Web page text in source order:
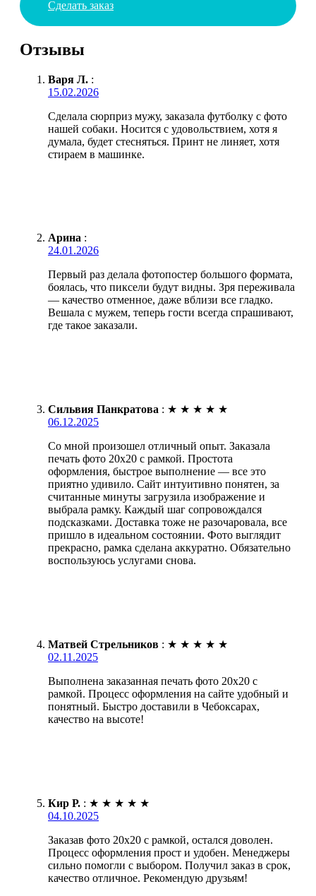
Сделать заказ
Отзывы
Варя Л. :
15.02.2026
Сделала сюрприз мужу, заказала футболку с фото
нашей собаки. Носится с удовольствием, хотя я
думала, будет стесняться. Принт не линяет, хотя
стираем в машинке.
Арина :
24.01.2026
Первый раз делала фотопостер большого формата,
боялась, что пиксели будут видны. Зря переживала
— качество отменное, даже вблизи все гладко.
Вешала с мужем, теперь гости всегда спрашивают,
где такое заказали.
Сильвия Панкратова : ★ ★ ★ ★ ★
06.12.2025
Со мной произошел отличный опыт. Заказала
печать фото 20х20 с рамкой. Простота
оформления, быстрое выполнение — все это
приятно удивило. Сайт интуитивно понятен, за
считанные минуты загрузила изображение и
выбрала рамку. Каждый шаг сопровождался
подсказками. Доставка тоже не разочаровала, все
пришло в идеальном состоянии. Фото выглядит
прекрасно, рамка сделана аккуратно. Обязательно
воспользуюсь услугами снова.
Матвей Стрельников : ★ ★ ★ ★ ★
02.11.2025
Выполнена заказанная печать фото 20х20 с
рамкой. Процесс оформления на сайте удобный и
понятный. Быстро доставили в Чебоксарах,
качество на высоте!
Кир Р. : ★ ★ ★ ★ ★
04.10.2025
Заказав фото 20х20 с рамкой, остался доволен.
Процесс оформления прост и удобен. Менеджеры
сильно помогли с выбором. Получил заказ в срок,
качество отличное. Рекомендую друзьям!